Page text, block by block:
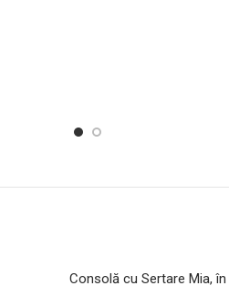
Consolă cu Sertare Mia,